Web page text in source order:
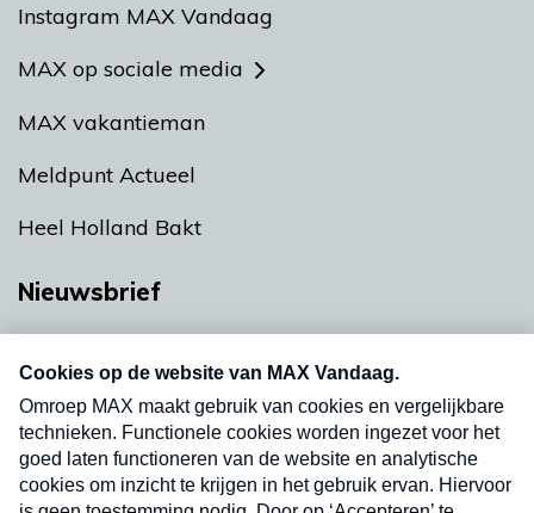
Instagram MAX Vandaag
MAX op sociale media
MAX vakantieman
Meldpunt Actueel
Heel Holland Bakt
Nieuwsbrief
nieuwsbrief. Elke vrijdag- en dinsdagochtend in
uw mailbox.
Verzend